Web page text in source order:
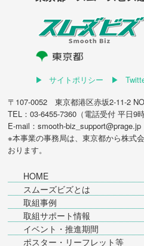
サイトポリシー
〒107-0052 東京都港区赤坂2-11-2
TEL：03-6455-7360（電話受付 平日9
E-mail：smooth-biz_support@prage.jp
※本事業の事務局は、東京都から株式
おります。
HOME
スムーズビズとは
取組事例
取組サポート情報
イベント・推進期間
ポスター・リーフレット等